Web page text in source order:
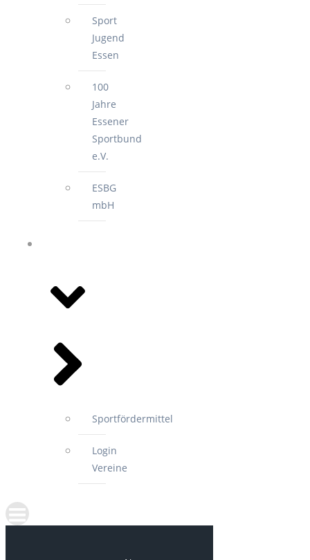
Sport
Jugend
Essen
100
Jahre
Essener
Sportbund
e.V.
ESBG
mbH
Sportfördermittel
Login
Vereine